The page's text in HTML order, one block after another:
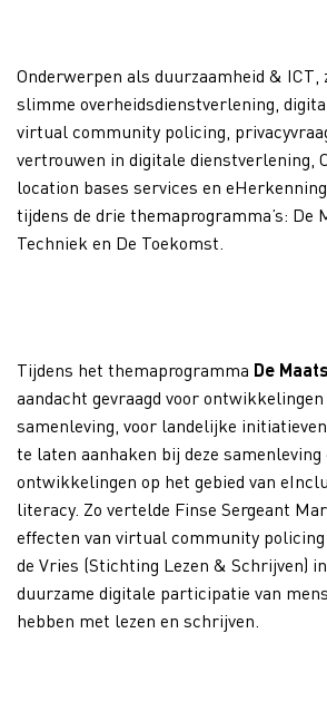
Onderwerpen als duurzaamheid & ICT,
slimme overheidsdienstverlening,
virtual community policing,
vertrouwen in digitale dienstverlening,
location bases services en
tijdens de drie themaprogramma’s: De
Techniek en De Toekomst.
Tijdens het themaprogramma De
aandacht gevraagd voor
samenleving, voor landelijke
te laten aanhaken bij deze samenleving
ontwikkelingen op het gebied van
literacy. Zo vertelde Finse Sergeant
effecten van virtual community
de Vries (Stichting Lezen & Schrijven)
duurzame digitale participatie van
hebben met lezen en schrijven.